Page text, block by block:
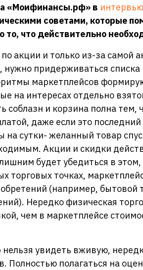
«Моифинансы.рф» в интервью
советами, которые
то, что действительно
акции и только из-за самой
придерживаться списка
маркетплейсов
на интересах отдельно
соблазн и корзина полна тем,
даже если это
на сутки- желанный товар
Акции и скидки
будет убедиться в
торговых точках,
(например, бытовой
Нередко физическая
чем в маркетплейсе
нельзя увидеть вживую,
Полностью полагаться на